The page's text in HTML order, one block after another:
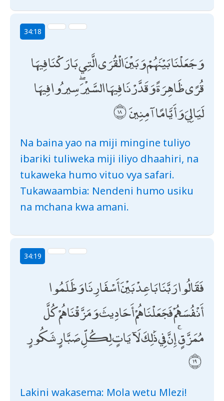
34:18
وَجَعَلْنَا بَيْنَهُمْ وَبَيْنَ الْقُرَى الَّتِي بَارَكْنَا فِيهَا
قُرًى ظَاهِرَةً وَقَدَّرْنَا فِيهَا السَّيْرَ ۖ سِيرُوا فِيهَا
لَيَالِيَ وَأَيَّامًا آمِنِينَ
Na baina yao na miji mingine tuliyo
ibariki tuliweka miji iliyo dhaahiri, na
tukaweka humo vituo vya safari.
Tukawaambia: Nendeni humo usiku
na mchana kwa amani.
34:19
فَقَالُوا رَبَّنَا بَاعِدْ بَيْنَ أَسْفَارِنَا وَظَلَمُوا
أَنْفُسَهُمْ فَجَعَلْنَاهُمْ أَحَادِيثَ وَمَزَّقْنَاهُمْ كُلَّ
مُمَزَّقٍ ۚ إِنَّ فِي ذَٰلِكَ لَآيَاتٍ لِكُلِّ صَبَّارٍ شَكُورٍ
Lakini wakasema: Mola wetu Mlezi!